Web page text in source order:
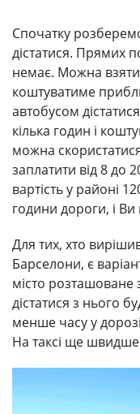
Спочатку
дістатися. Прямих
немає. Можна
коштуватиме
автобусом
кілька годин і
можна
заплатити від 8 до
вартість у районі
години дороги, і Ви
Для тих, хто
Барселони, є
місто розташоване
дістатися з нього
менше часу у
На таксі ще швидше